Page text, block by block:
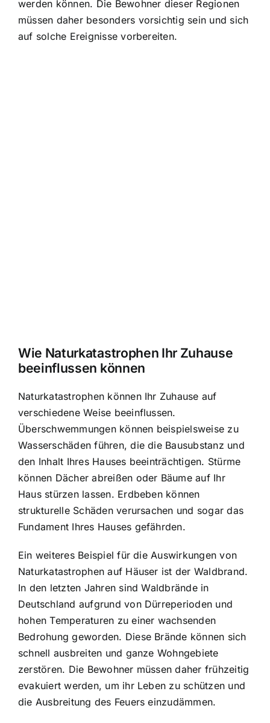
werden können. Die Bewohner dieser Regionen
müssen daher besonders vorsichtig sein und sich
auf solche Ereignisse vorbereiten.
Wie Naturkatastrophen Ihr Zuhause
beeinflussen können
Naturkatastrophen können Ihr Zuhause auf
verschiedene Weise beeinflussen.
Überschwemmungen können beispielsweise zu
Wasserschäden führen, die die Bausubstanz und
den Inhalt Ihres Hauses beeinträchtigen. Stürme
können Dächer abreißen oder Bäume auf Ihr
Haus stürzen lassen. Erdbeben können
strukturelle Schäden verursachen und sogar das
Fundament Ihres Hauses gefährden.
Ein weiteres Beispiel für die Auswirkungen von
Naturkatastrophen auf Häuser ist der Waldbrand.
In den letzten Jahren sind Waldbrände in
Deutschland aufgrund von Dürreperioden und
hohen Temperaturen zu einer wachsenden
Bedrohung geworden. Diese Brände können sich
schnell ausbreiten und ganze Wohngebiete
zerstören. Die Bewohner müssen daher frühzeitig
evakuiert werden, um ihr Leben zu schützen und
die Ausbreitung des Feuers einzudämmen.